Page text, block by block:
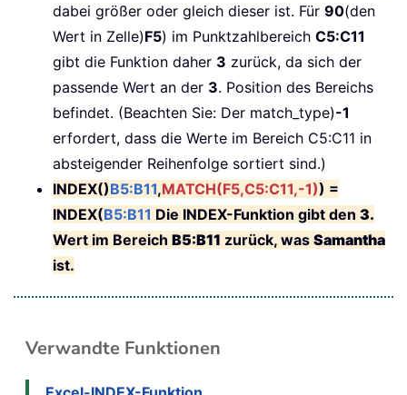
dabei größer oder gleich dieser ist. Für 90(den
Wert in Zelle)F5) im Punktzahlbereich C5:C11
gibt die Funktion daher 3 zurück, da sich der
passende Wert an der 3. Position des Bereichs
befindet. (Beachten Sie: Der match_type)-1
erfordert, dass die Werte im Bereich C5:C11 in
absteigender Reihenfolge sortiert sind.)
INDEX()B5:B11,MATCH(F5,C5:C11,-1)) =
INDEX(B5:B11 Die INDEX-Funktion gibt den 3.
Wert im Bereich B5:B11 zurück, was Samantha
ist.
Verwandte Funktionen